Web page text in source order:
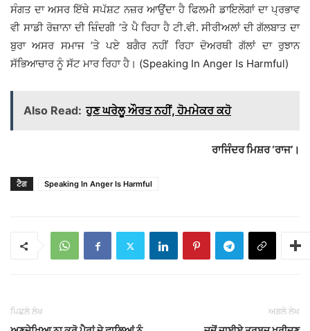
ਸੰਗਤ ਦਾ ਅਸਰ ਇੱਥੇ ਸਪੱਸ਼ਟ ਨਜ਼ਰ ਆਉਂਦਾ ਹੈ ਫਿਲਮੀ ਡਾਇਲੋਗਾਂ ਦਾ ਪ੍ਰਭਾਵ
ਵੀ ਸਾਡੀ ਰੋਜ਼ਾਨਾ ਦੀ ਜ਼ਿੰਦਗੀ ’ਤੇ ਪੈ ਰਿਹਾ ਹੈ ਟੀ.ਵੀ. ਸੀਰੀਅਲਾਂ ਦੀ ਗੱਲਬਾਤ ਦਾ
ਬੁਰਾ ਅਸਰ ਸਮਾਜ ’ਤੇ ਪਏ ਬਗੈਰ ਨਹੀਂ ਰਿਹਾ ਦੋਅਰਥੀ ਗੱਲਾਂ ਦਾ ਰੁਝਾਨ
ਸੱਭਿਆਚਾਰ ਨੂੰ ਸੱਟ ਮਾਰ ਰਿਹਾ ਹੈ। (Speaking In Anger Is Harmful)
Also Read: ਹੁਣ ਘਰੇਲੂ ਔਰਤ ਨਹੀਂ, ਹੋਮਮੇਕਰ ਕਹੋ
ਰਾਜਿੰਦਰ ਮਿਸ਼ਰ ‘ਰਾਜ’।
ਟੈਗ Speaking In Anger Is Harmful
ਪਿਛਲੇ ਲੇਖ ਅਗਲੇ ਲੇਖ